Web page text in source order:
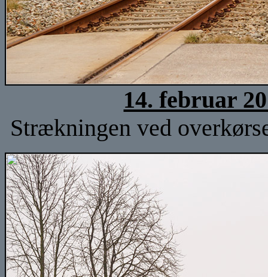
14. februar
Strækningen ved